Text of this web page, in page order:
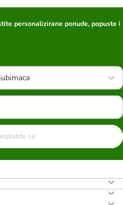
personalizirane ponude, popuste i
se